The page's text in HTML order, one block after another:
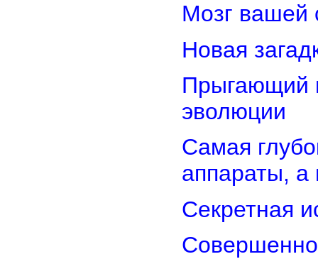
Мозг вашей
Новая
Прыгающий
эволюции
Самая
аппараты, а
Секретная